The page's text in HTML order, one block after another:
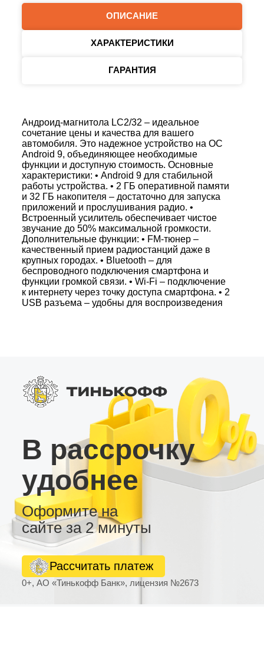
ОПИСАНИЕ
ХАРАКТЕРИСТИКИ
ГАРАНТИЯ
Андроид-магнитола LC2/32 – идеальное
сочетание цены и качества для вашего
автомобиля. Это надежное устройство на ОС
Android 9, объединяющее необходимые
функции и доступную стоимость. Основные
характеристики: • Android 9 для стабильной
работы устройства. • 2 ГБ оперативной памяти
и 32 ГБ накопителя – достаточно для запуска
приложений и прослушивания радио. •
Встроенный усилитель обеспечивает чистое
звучание до 50% максимальной громкости.
Дополнительные функции: • FM-тюнер –
качественный прием радиостанций даже в
крупных городах. • Bluetooth – для
беспроводного подключения смартфона и
функции громкой связи. • Wi-Fi – подключение
к интернету через точку доступа смартфона. • 2
USB разъема – удобны для воспроизведения
ценящих удобство, функциональность и
доступную цену.
В рассрочку
удобнее
Оформите на
сайте за 2 минуты
0+, АО «Тинькофф Банк», лицензия №2673
Рассчитать платеж